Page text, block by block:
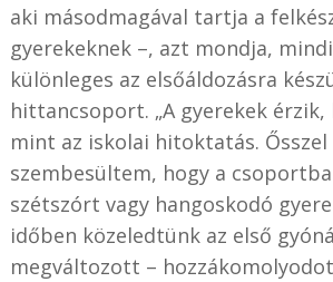
aki másodmagával tartja a
gyerekeknek –, azt mondja,
különleges az elsőáldozásra
hittancsoport. „A gyerekek érzik,
mint az iskolai hitoktatás. Ősszel
szembesültem, hogy a
szétszórt vagy hangoskodó
időben közeledtünk az első
megváltozott –